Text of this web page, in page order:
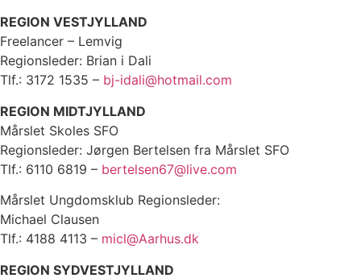
REGION VESTJYLLAND
Freelancer – Lemvig
Regionsleder: Brian i Dali
Tlf.: 3172 1535 – bj-idali@hotmail.com
REGION MIDTJYLLAND
Mårslet Skoles SFO
Regionsleder: Jørgen Bertelsen fra Mårslet SFO
Tlf.: 6110 6819 – bertelsen67@live.com
Mårslet Ungdomsklub Regionsleder:
Michael Clausen
Tlf.: 4188 4113 – micl@Aarhus.dk
REGION SYDVESTJYLLAND